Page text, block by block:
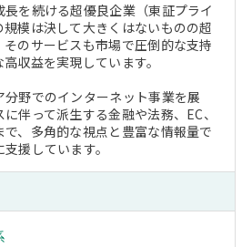
を続ける超優良企業（東証プライ
模は決して大きくはないものの超
のサービスも市場で圧倒的な支持
収益を実現しています。
野でのインターネット事業を展
伴って派生する金融や法務、EC、
、多角的な視点と豊富な情報量で
援しています。